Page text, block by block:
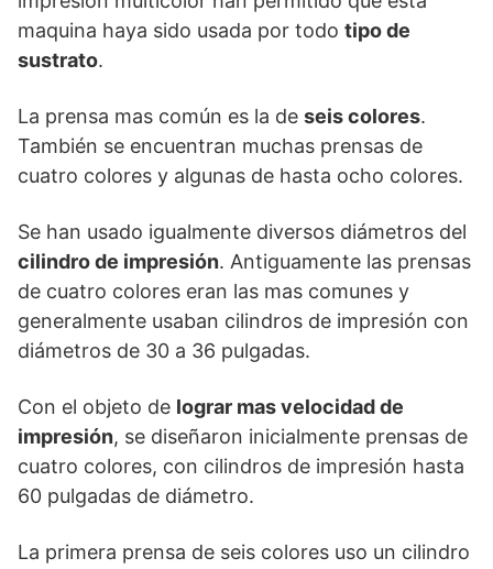
maquina haya sido usada por todo tipo de
sustrato.
La prensa mas común es la de seis colores.
También se encuentran muchas prensas de
cuatro colores y algunas de hasta ocho colores.
Se han usado igualmente diversos diámetros del
cilindro de impresión. Antiguamente las prensas
de cuatro colores eran las mas comunes y
generalmente usaban cilindros de impresión con
diámetros de 30 a 36 pulgadas.
Con el objeto de lograr mas velocidad de
impresión, se diseñaron inicialmente prensas de
cuatro colores, con cilindros de impresión hasta
60 pulgadas de diámetro.
La primera prensa de seis colores uso un cilindro